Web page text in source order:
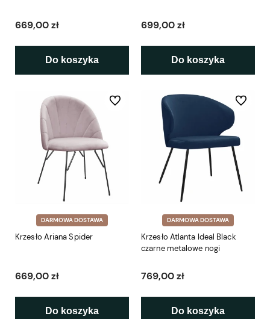
669,00 zł
Do koszyka
699,00 zł
Do koszyka
DARMOWA DOSTAWA
Krzesło Ariana Spider
669,00 zł
Do koszyka
Do ulubionych
DARMOWA DOSTAWA
Krzesło Atlanta Ideal Black
czarne metalowe nogi
769,00 zł
Do koszyka
Do